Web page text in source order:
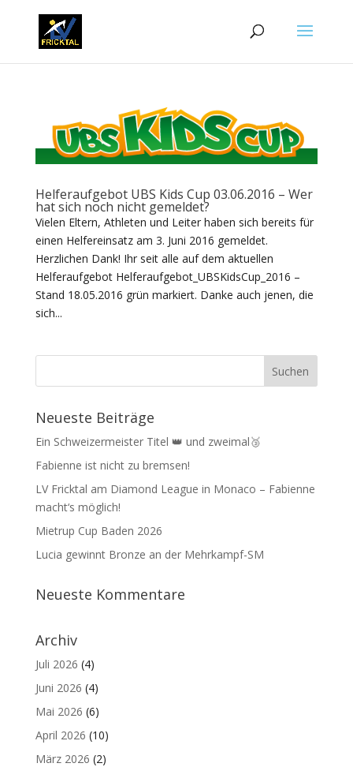
Helferaufgebot UBS Kids Cup 03.06.2016 – Wer
hat sich noch nicht gemeldet?
Vielen Eltern, Athleten und Leiter haben sich bereits für
einen Helfereinsatz am 3. Juni 2016 gemeldet.
Herzlichen Dank! Ihr seit alle auf dem aktuellen
Helferaufgebot Helferaufgebot_UBSKidsCup_2016 –
Stand 18.05.2016 grün markiert. Danke auch jenen, die
sich...
Neueste Beiträge
Ein Schweizermeister Titel 👑 und zweimal🥉
Fabienne ist nicht zu bremsen!
LV Fricktal am Diamond League in Monaco – Fabienne
macht‘s möglich!
Mietrup Cup Baden 2026
Lucia gewinnt Bronze an der Mehrkampf-SM
Neueste Kommentare
Archiv
Juli 2026 (4)
Juni 2026 (4)
Mai 2026 (6)
April 2026 (10)
März 2026 (2)